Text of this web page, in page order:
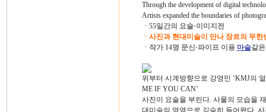
Through the development of digital
Artists expanded the boundaries of
ㆍ55일간의 요술·이미지전
ㆍ사진과 현대미술이 만나 장르의 무한
ㆍ작가 14명 문신·파이프 이용 마술같
위부터 시계방향으로 강영민 ‘KMJ의
ME IF YOU CAN’
사진이 요술을 부린다. 사물의 모습을
대미술의 영역으로 깊숙히 들어왔다.